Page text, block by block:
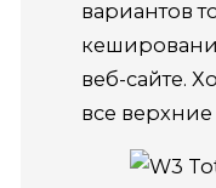
вариантов
веб-сайте.
все верхние